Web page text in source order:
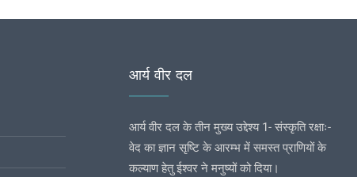
आर्य वीर दल
आर्य वीर दल के तीन मुख्य उद्देश्य 1- संस्कृति रक्षाः-
वेद का ज्ञान सृष्टि के आरम्भ में समस्त प्राणियों के
कल्याण हेतु ईश्वर ने मनुष्यों को दिया।